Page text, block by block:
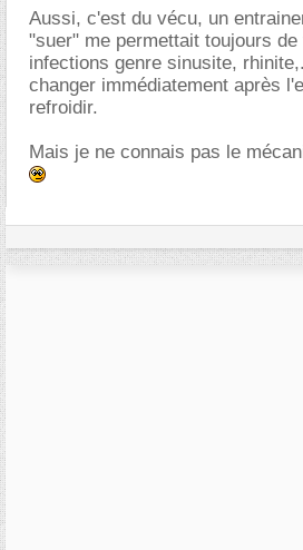
Aussi, c'est du vécu, un
"suer" me permettait toujours
infections genre sinusite,
changer immédiatement après
refroidir.
Mais je ne connais pas le